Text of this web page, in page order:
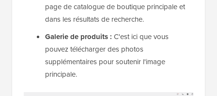
page de catalogue de boutique principale et
dans les résultats de recherche.
Galerie de produits : C'est ici que vous
pouvez télécharger des photos
supplémentaires pour soutenir l'image
principale.